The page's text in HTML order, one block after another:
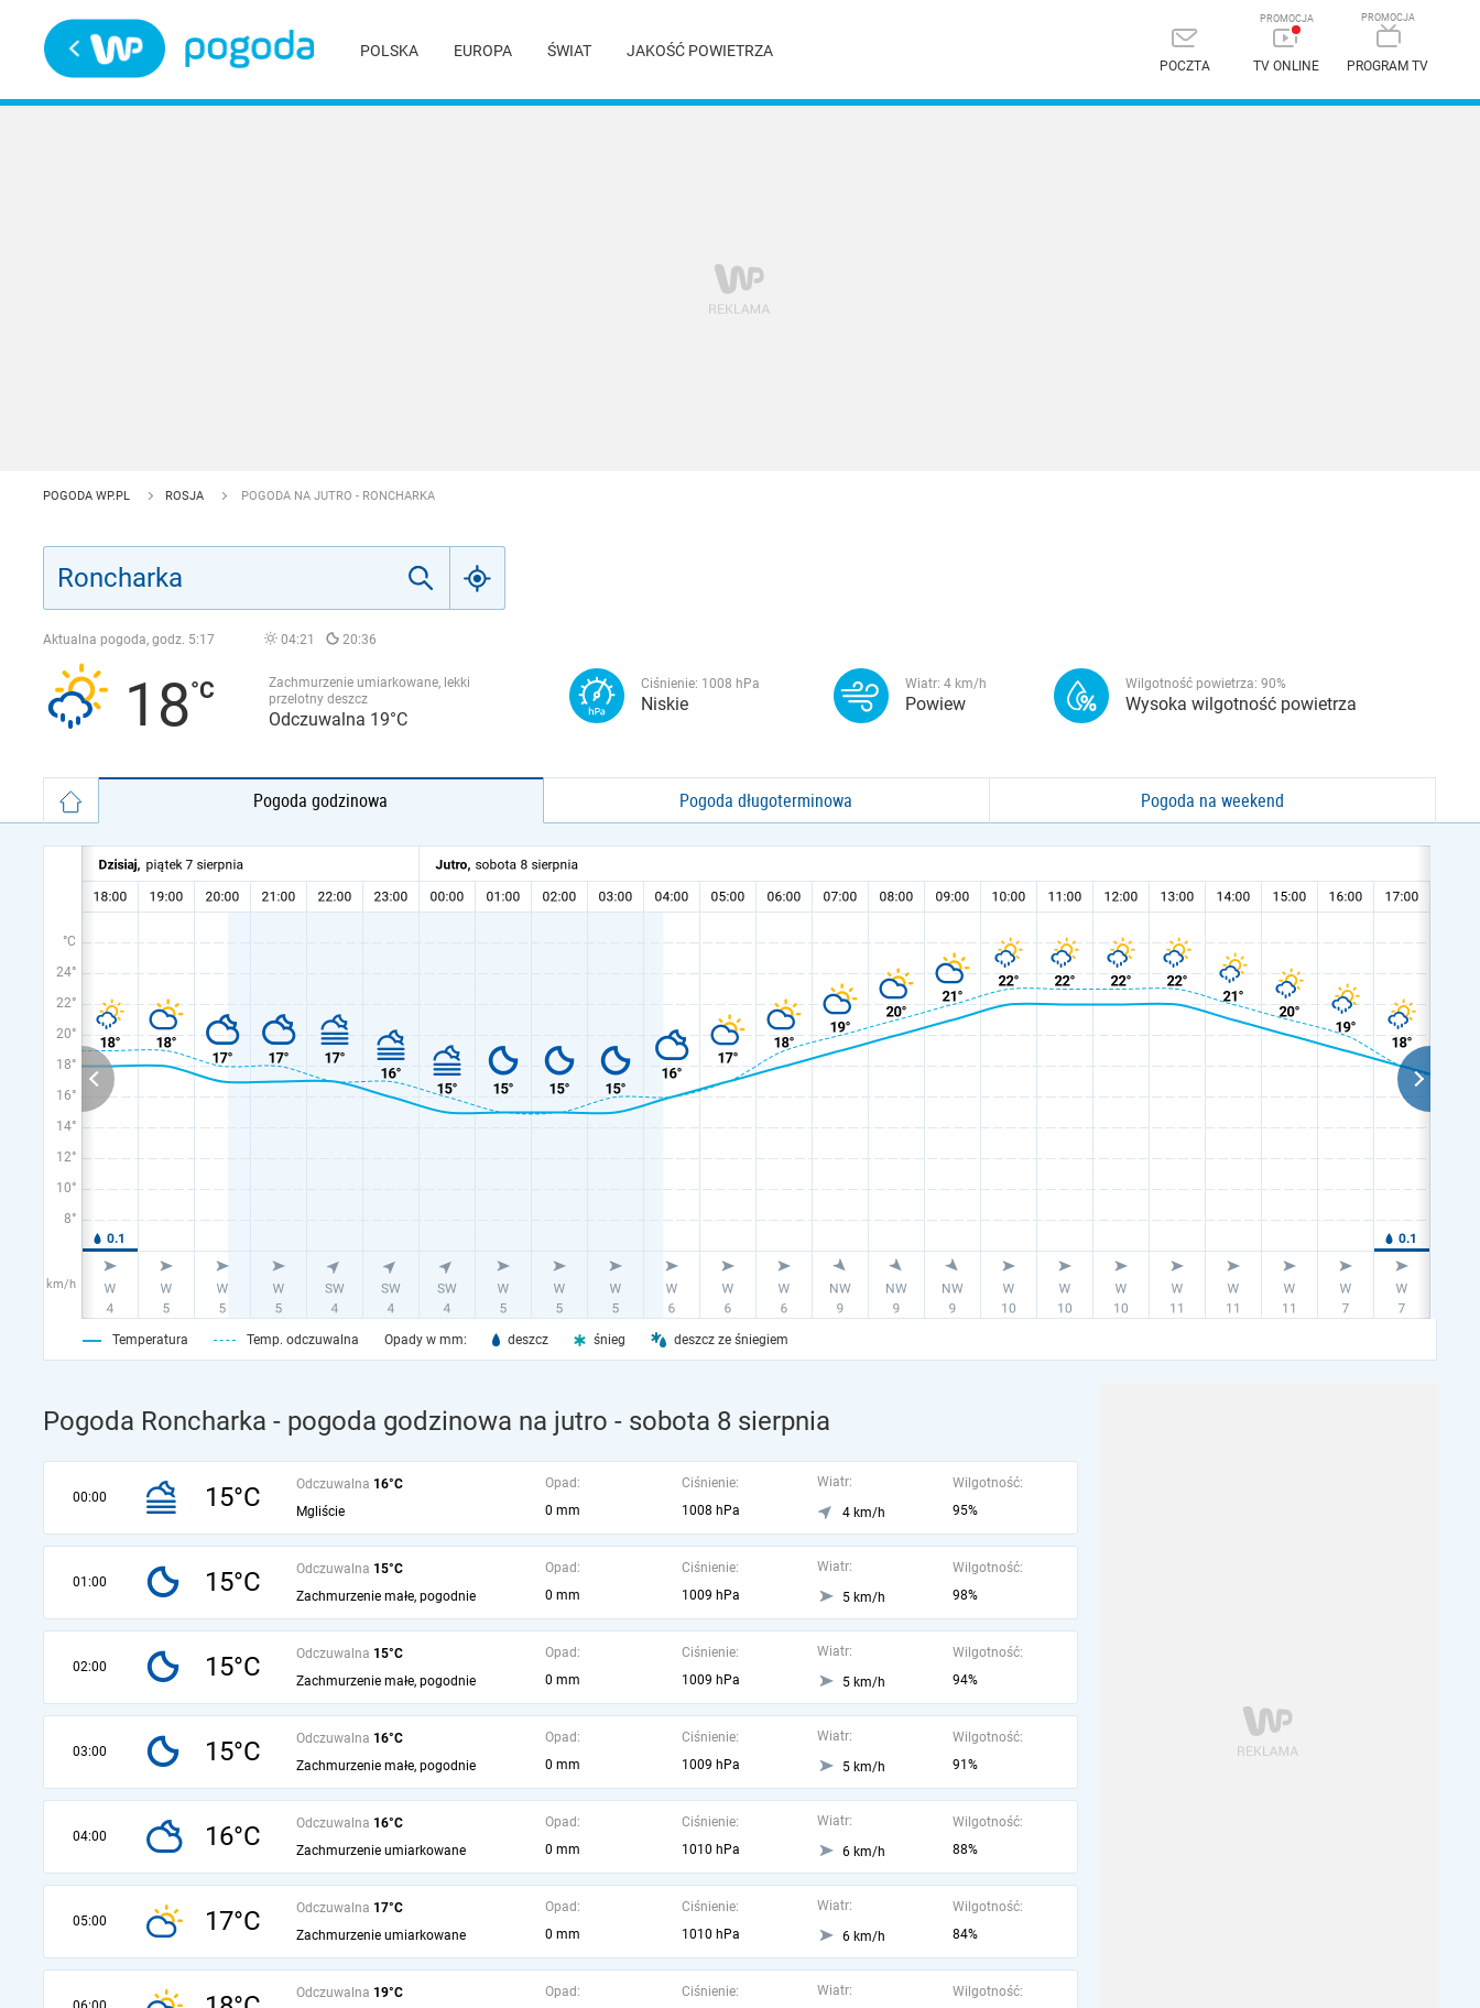
POLSKA EUROPA ŚWIAT JAKOŚĆ POWIETRZA
POCZTA TV ONLINE PROGRAM TV
POGODA WP.PL ROSJA POGODA NA JUTRO - RONCHARKA
Aktualna pogoda, godz. 5:17 04:21 20:36
18
Zachmurzenie umiarkowane, lekki
przelotny deszcz
Odczuwalna 19°C
Ciśnienie: 1008 hPa
Niskie
Wiatr: 4 km/h
Powiew
Wilgotność powietrza: 90%
Wysoka wilgotność powietrza
Pogoda godzinowa Pogoda długoterminowa Pogoda na weekend
°C
24°
22°
20°
18°
16°
14°
12°
10°
8°
km/h
Temperatura Temp. odczuwalna Opady w mm: deszcz śnieg deszcz ze śniegiem
Pogoda Roncharka - pogoda godzinowa na jutro - sobota 8 sierpnia
00:00 15°C Odczuwalna 16°C
Mgliście
Opad:
0 mm
Ciśnienie:
1008 hPa
Wiatr:
4 km/h
Wilgotność:
95%
01:00 15°C Odczuwalna 15°C
Zachmurzenie małe, pogodnie
Opad:
0 mm
Ciśnienie:
1009 hPa
Wiatr:
5 km/h
Wilgotność:
98%
02:00 15°C Odczuwalna 15°C
Zachmurzenie małe, pogodnie
Opad:
0 mm
Ciśnienie:
1009 hPa
Wiatr:
5 km/h
Wilgotność:
94%
03:00 15°C Odczuwalna 16°C
Zachmurzenie małe, pogodnie
Opad:
0 mm
Ciśnienie:
1009 hPa
Wiatr:
5 km/h
Wilgotność:
91%
04:00 16°C Odczuwalna 16°C
Zachmurzenie umiarkowane
Opad:
0 mm
Ciśnienie:
1010 hPa
Wiatr:
6 km/h
Wilgotność:
88%
05:00 17°C Odczuwalna 17°C
Zachmurzenie umiarkowane
Opad:
0 mm
Ciśnienie:
1010 hPa
Wiatr:
6 km/h
Wilgotność:
84%
Odczuwalna 19°C
Opad:
Ciśnienie:
Wiatr:
Wilgotność: